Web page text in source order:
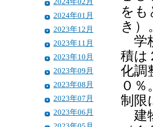
2024年01月
2023年12月
2023年11月
2023年10月
2023年09月
2023年08月
2023年07月
2023年06月
をも
き）
学
積は
化調
０
制限
建